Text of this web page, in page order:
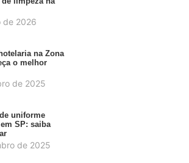
de 2026
na Zona
o melhor
de 2025
uniforme
SP: saiba
de 2025